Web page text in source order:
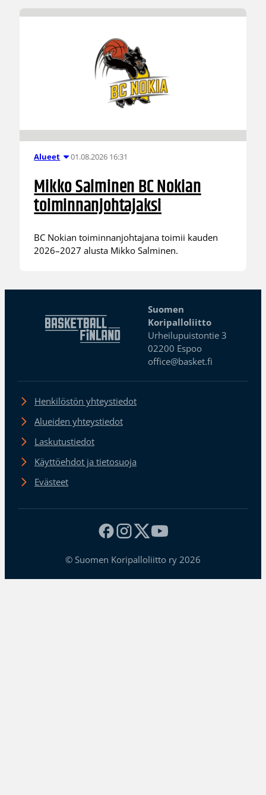
Alueet 01.08.2026 16:31
Mikko Salminen BC Nokian
toiminnanjohtajaksi
BC Nokian toiminnanjohtajana toimii kauden
2026–2027 alusta Mikko Salminen.
Suomen
Koripalloliitto
Urheilupuistontie 3
02200 Espoo
office@basket.fi
Henkilöstön yhteystiedot
Alueiden yhteystiedot
Laskutustiedot
Käyttöehdot ja tietosuoja
Evästeet
© Suomen Koripalloliitto ry 2026